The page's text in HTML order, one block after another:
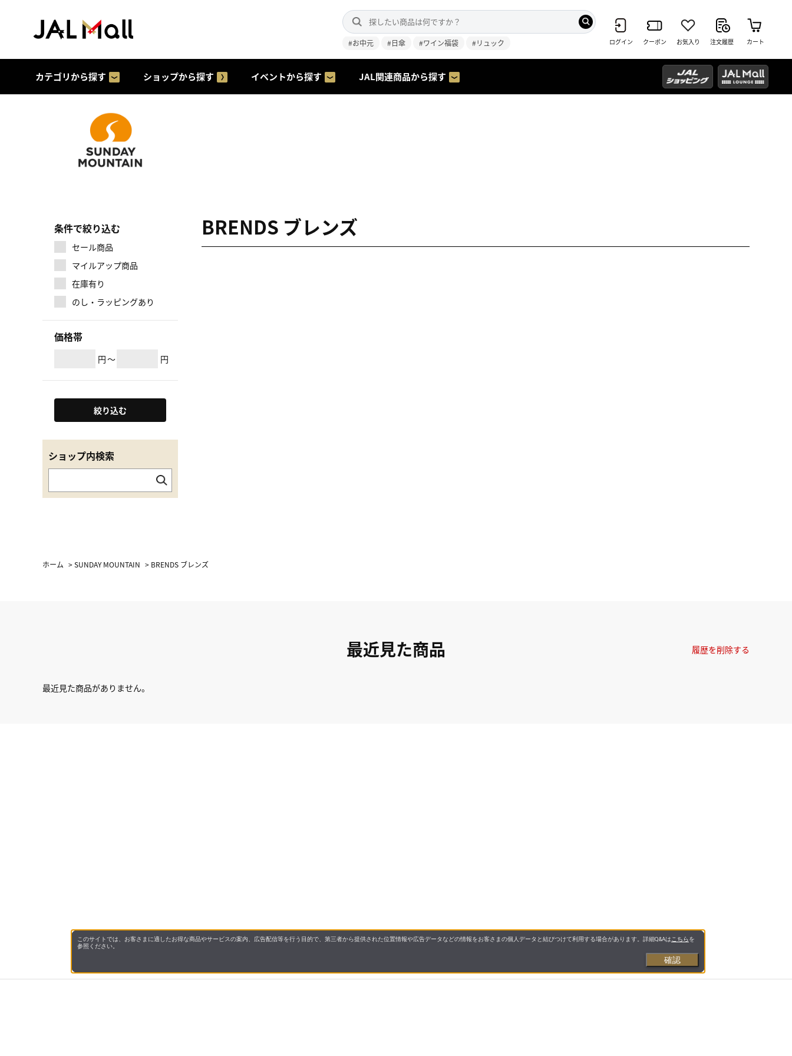
#お中元 #日傘 #ワイン福袋 #リュック ログイン クーポン お気入り 注文履歴 カート
カテゴリから探す ショップから探す イベントから探す JAL関連商品から探す
マイルアップ商品
条件で絞り込む
セール商品
在庫有り
のし・ラッピングあり
価格帯
円～ 円
絞り込む
ショップ内検索
BRENDS ブレンズ
ホーム >SUNDAY MOUNTAIN > BRENDS ブレンズ
最近見た商品
最近見た商品がありません。
履歴を削除する
このサイトでは、お客さまに適したお得な商品やサービスの案内、広告配信等を行う目的で、第三者から提供された位置情報や広告データなどの情報をお客さまの個人データと結びつけて利用する場合があります。詳細Q&Aは こちらを
参照ください。
確認